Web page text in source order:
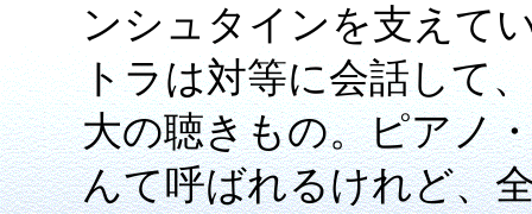
ンシュタインを支えて
トラは対等に会話して
大の聴きもの。ピアノ
んて呼ばれるけれど、